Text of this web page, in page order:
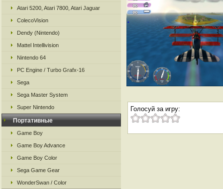
Atari 5200, Atari 7800, Atari Jaguar
ColecoVision
Dendy (Nintendo)
Mattel Intellivision
Nintendo 64
PC Engine / Turbo Grafx-16
Sega
Sega Master System
Super Nintendo
Портативные
Game Boy
Game Boy Advance
Game Boy Color
Sega Game Gear
WonderSwan / Color
Голосуй за игру: